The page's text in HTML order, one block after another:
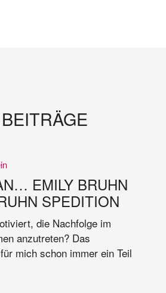
EMILY BRUHN
SPEDITION
die Nachfolge im
anzutreten? Das
mich schon immer ein Teil